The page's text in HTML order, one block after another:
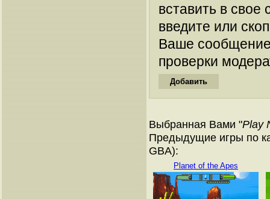
вставить в
введите или
Ваше
проверки
Выбранная Вами "Play
Предыдущие игры по
GBA):
Planet of the Apes